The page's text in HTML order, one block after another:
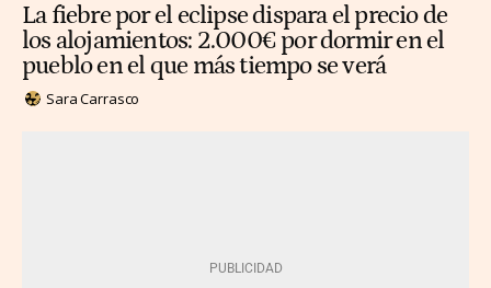
La fiebre por el eclipse dispara el precio de
los alojamientos: 2.000€ por dormir en el
pueblo en el que más tiempo se verá
Sara Carrasco